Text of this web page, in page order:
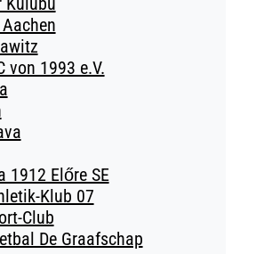
von 1993 e.V.
1912 Előre SE
Klub 07
Club
De Graafschap